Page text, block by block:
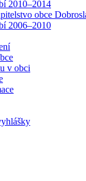
2010–2014
obce
2006–2010
v obci